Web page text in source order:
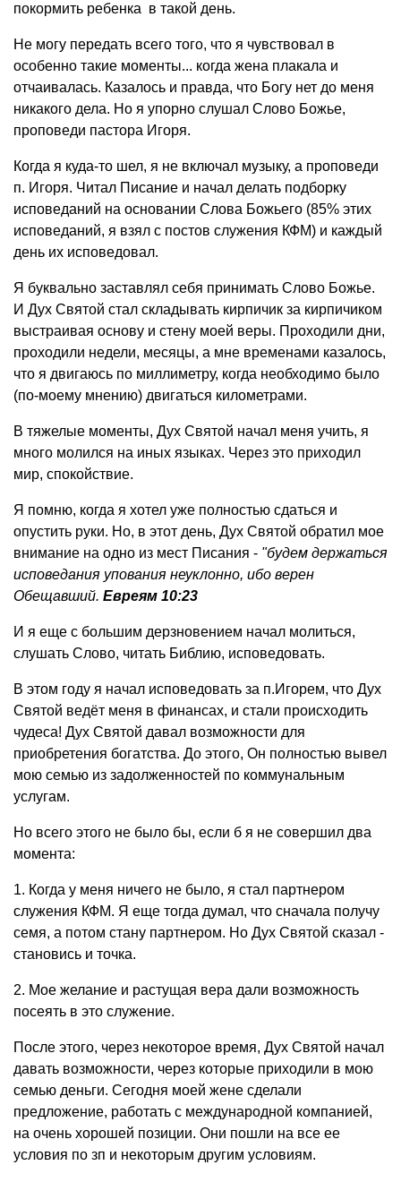
покормить ребенка в такой день.
Не могу передать всего того, что я чувствовал в
особенно такие моменты... когда жена плакала и
отчаивалась. Казалось и правда, что Богу нет до меня
никакого дела. Но я упорно слушал Слово Божье,
проповеди пастора Игоря.
Когда я куда-то шел, я не включал музыку, а проповеди
п. Игоря. Читал Писание и начал делать подборку
исповеданий на основании Слова Божьего (85% этих
исповеданий, я взял с постов служения КФМ) и каждый
день их исповедовал.
Я буквально заставлял себя принимать Слово Божье.
И Дух Святой стал складывать кирпичик за кирпичиком
выстраивая основу и стену моей веры. Проходили дни,
проходили недели, месяцы, а мне временами казалось,
что я двигаюсь по миллиметру, когда необходимо было
(по-моему мнению) двигаться километрами.
В тяжелые моменты, Дух Святой начал меня учить, я
много молился на иных языках. Через это приходил
мир, спокойствие.
Я помню, когда я хотел уже полностью сдаться и
опустить руки. Но, в этот день, Дух Святой обратил мое
внимание на одно из мест Писания - "будем держаться
исповедания упования неуклонно, ибо верен
Обещавший. Евреям 10:23
И я еще с большим дерзновением начал молиться,
слушать Слово, читать Библию, исповедовать.
В этом году я начал исповедовать за п.Игорем, что Дух
Святой ведёт меня в финансах, и стали происходить
чудеса! Дух Святой давал возможности для
приобретения богатства. До этого, Он полностью вывел
мою семью из задолженностей по коммунальным
услугам.
Но всего этого не было бы, если б я не совершил два
момента:
1. Когда у меня ничего не было, я стал партнером
служения КФМ. Я еще тогда думал, что сначала получу
семя, а потом стану партнером. Но Дух Святой сказал -
становись и точка.
2. Мое желание и растущая вера дали возможность
посеять в это служение.
После этого, через некоторое время, Дух Святой начал
давать возможности, через которые приходили в мою
семью деньги. Сегодня моей жене сделали
предложение, работать с международной компанией,
на очень хорошей позиции. Они пошли на все ее
условия по зп и некоторым другим условиям.